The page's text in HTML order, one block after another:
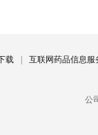
载 互联网药品信息服
公